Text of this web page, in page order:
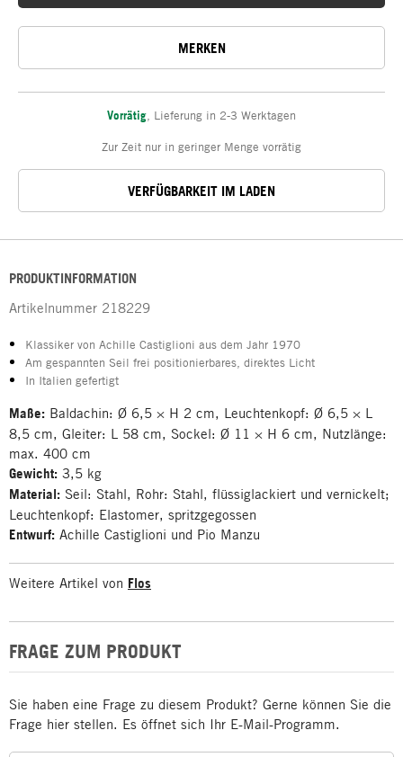
MERKEN
Vorrätig Lieferung in 2-3 Werktagen
Zur Zeit nur in geringer Menge vorrätig
VERFÜGBARKEIT IM LADEN
PRODUKTINFORMATION
Artikelnummer 218229
Klassiker von Achille Castiglioni aus dem Jahr 1970
Am gespannten Seil frei positionierbares, direktes Licht
In Italien gefertigt
Maße: Baldachin: Ø 6,5 × H 2 cm, Leuchtenkopf: Ø 6,5 × L
8,5 cm, Gleiter: L 58 cm, Sockel: Ø 11 × H 6 cm, Nutzlänge:
max. 400 cm
Gewicht: 3,5 kg
Material: Seil: Stahl, Rohr: Stahl, flüssiglackiert und vernickelt;
Leuchtenkopf: Elastomer, spritzgegossen
Entwurf: Achille Castiglioni und Pio Manzu
Weitere Artikel von Flos
FRAGE ZUM PRODUKT
Sie haben eine Frage zu diesem Produkt? Gerne können Sie die
Frage hier stellen. Es öffnet sich Ihr E-Mail-Programm.